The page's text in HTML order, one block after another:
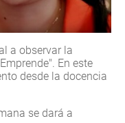
a observar la
En este
desde la docencia
se dará a